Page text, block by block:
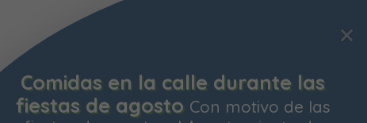
Comidas en la calle durante las
fiestas de agosto Con motivo de las